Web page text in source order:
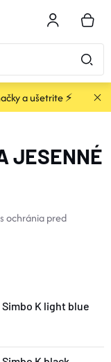
KOŠÍK
a ušetrite ⚡
JESENNÉ
ochránia pred
K light blue